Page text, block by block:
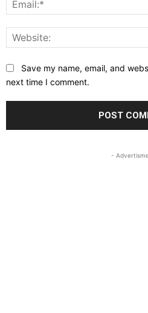
Save my name, email, and
next time I comment.
-